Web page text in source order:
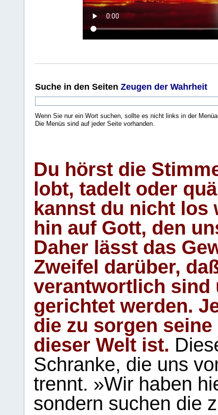
Suche in den Seiten Zeugen der Wahrheit
Wenn Sie nur ein Wort suchen, sollte es nicht links in der
Die Menüs sind auf jeder Seite vorhanden..
Du hörst die
lobt, tadelt oder
kannst du nicht los
hin auf Gott, den
Daher lässt das
Zweifel darüber,
verantwortlich sind
gerichtet werden.
die zu sorgen
dieser Welt ist.
Schranke, die uns
trennt. »Wir haben
sondern suchen die